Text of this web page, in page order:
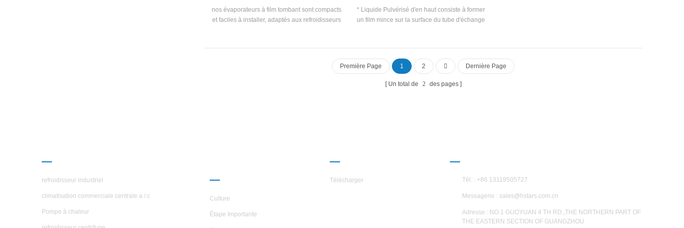
nos évaporateurs à film tombant sont compacts
et faciles à installer, adaptés aux refroidisseurs
* Liquide Pulvérisé d'en haut consiste à former
un film mince sur la surface du tube d'échange
liquide et de déformation est national breveté. *
Avec Non Superheat Exigence de vapeur de
réfrigérant La température d'évaporation peut
être grandement améliorée. * Atteindre 30%
Première Page 1 2 Dernière Page
Un total de 2 des pages
refroidisseur industriel
climatisation commerciale centrale a / c
Pompe à chaleur
Culture
Étape Importante
Télécharger Tél. : +86 13119505727
Messagerie : sales@hstars.com.cn
Adresse : NO.1 GUOYUAN 4 TH RD.,THE NORTHERN PART OF
THE EASTERN SECTION OF GUANGZHOU